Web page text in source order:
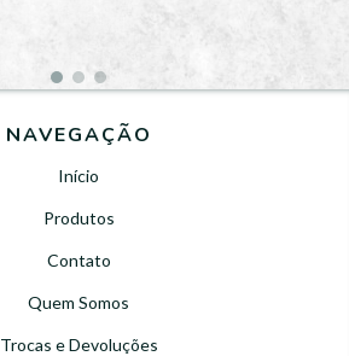
NAVEGAÇÃO
Início
Produtos
Contato
Quem Somos
Trocas e Devoluções